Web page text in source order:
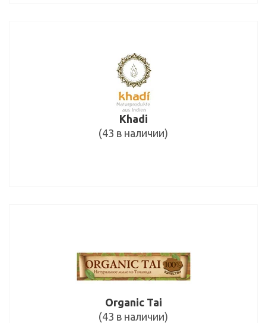
Khadi
(43 в наличии)
Organic Tai
(43 в наличии)